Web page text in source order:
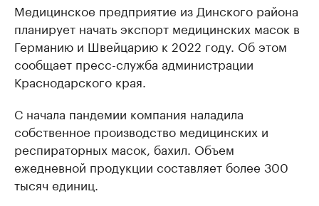
Медицинское предприятие из Динского района
планирует начать экспорт медицинских масок в
Германию и Швейцарию к 2022 году. Об этом
сообщает пресс-служба администрации
Краснодарского края.
С начала пандемии компания наладила
собственное производство медицинских и
респираторных масок, бахил. Объем
ежедневной продукции составляет более 300
тысяч единиц.